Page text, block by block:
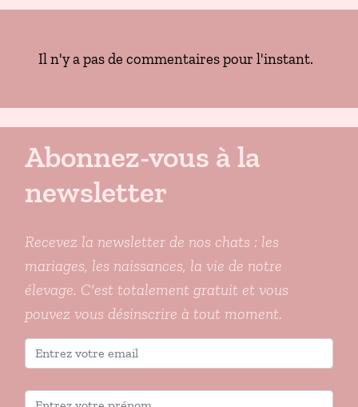
Il n'y a pas de commentaires pour l'instant.
Abonnez-vous à la
newsletter
Recevez la newsletter de nos chats : les
mariages, les naissances, la vie de notre
élevage. C'est totalement gratuit et vous
pouvez vous désinscrire à tout moment.